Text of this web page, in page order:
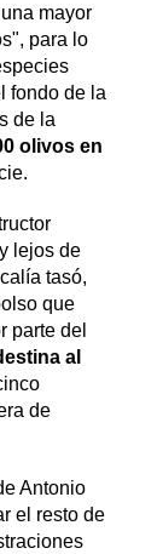
mayor
para lo
fondo de la
de la
olivos en
lejos de
tasó,
que
parte del
al
de
Antonio
el resto de